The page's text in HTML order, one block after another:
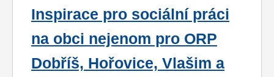
Inspirace pro sociální práci
na obci nejenom pro ORP
Dobříš, Hořovice, Vlašim a